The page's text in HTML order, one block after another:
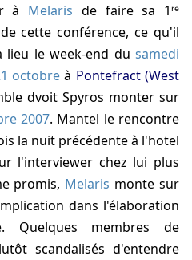
à Melaris de faire sa 1ʳᵉ
cette conférence, ce qu'il
lieu le week-end du samedi
octobreà Pontefract (West
dvoit Spyros monter sur
2007. Mantel le rencontre
la nuit précédente à l'hotel
l'interviewer chez lui plus
promis, Melaris monte sur
dans l'élaboration
membres de
scandalisés d'entendre